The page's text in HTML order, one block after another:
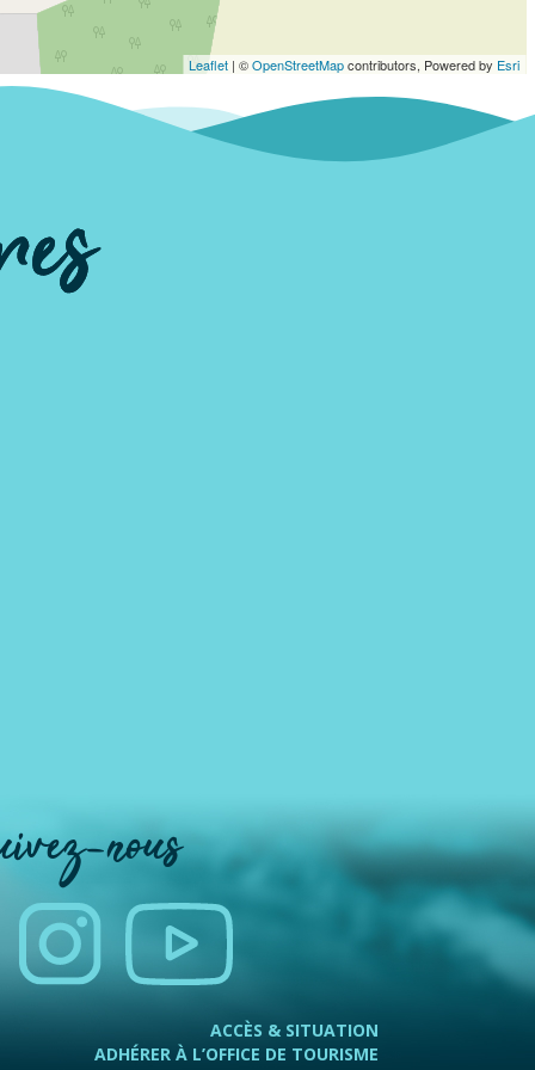
Leaflet | ©OpenStreetMapcontributors, Powered by Esri
nous
ACCÈS & SITUATION
ADHÉRER À L’OFFICE DE TOURISME